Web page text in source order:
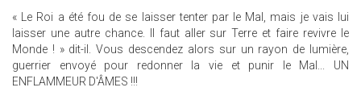
« Le Roi a été fou de se laisser tenter par le Mal, mais je vais lui
laisser une autre chance. Il faut aller sur Terre et faire revivre le
Monde ! » dit-il. Vous descendez alors sur un rayon de lumière,
guerrier envoyé pour redonner la vie et punir le Mal... UN
ENFLAMMEUR D'ÂMES !!!